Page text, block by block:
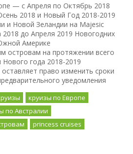
— с Апреля по Октябрь 2018
2018 и Новый Год 2018-2019
и Новой Зеландии на Majesic
2018 до Апреля 2019 Новогодних
Америке
островам на протяжении всего
Нового года 2018-2019
право изменить сроки
уведомления
круизы по Европе
по Австралии
princess cruises